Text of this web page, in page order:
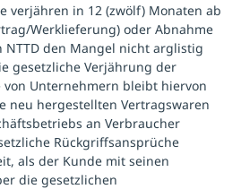
verjähren in 12 (zwölf) Monaten ab
Werklieferung) oder Abnahme
NTTD den Mangel nicht arglistig
gesetzliche Verjährung der
von Unternehmern bleibt hiervon
neu hergestellten Vertragswaren
an Verbraucher
Rückgriffsansprüche
als der Kunde mit seinen
die gesetzlichen